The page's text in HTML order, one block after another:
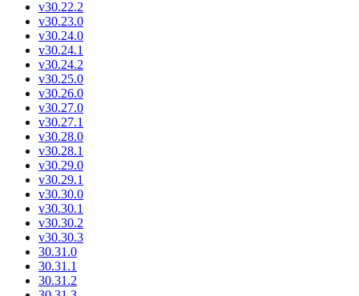
v30.22.2
v30.23.0
v30.24.0
v30.24.1
v30.24.2
v30.25.0
v30.26.0
v30.27.0
v30.27.1
v30.28.0
v30.28.1
v30.29.0
v30.29.1
v30.30.0
v30.30.1
v30.30.2
v30.30.3
30.31.0
30.31.1
30.31.2